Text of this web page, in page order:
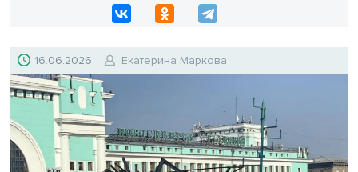
16.06.2026 Екатерина Маркова